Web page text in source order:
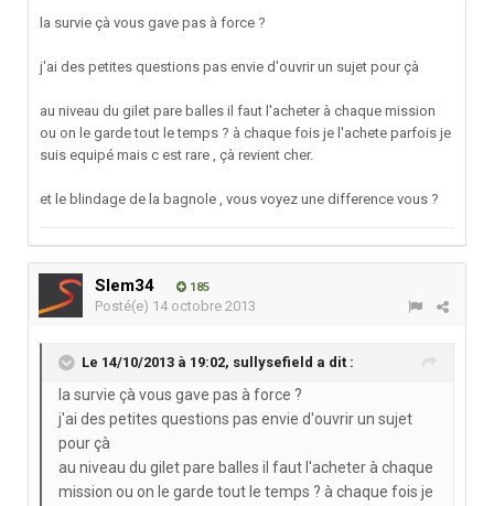
la survie çà vous gave pas à force ?
j'ai des petites questions pas envie d'ouvrir un sujet pour çà
au niveau du gilet pare balles il faut l'acheter à chaque mission
ou on le garde tout le temps ? à chaque fois je l'achete parfois je
suis equipé mais c est rare , çà revient cher.
et le blindage de la bagnole , vous voyez une difference vous ?
Slem34 185
Posté(e) 14 octobre 2013
Le 14/10/2013 à 19:02, sullysefield a dit :
la survie çà vous gave pas à force ?
j'ai des petites questions pas envie d'ouvrir un sujet
pour çà
au niveau du gilet pare balles il faut l'acheter à chaque
mission ou on le garde tout le temps ? à chaque fois je